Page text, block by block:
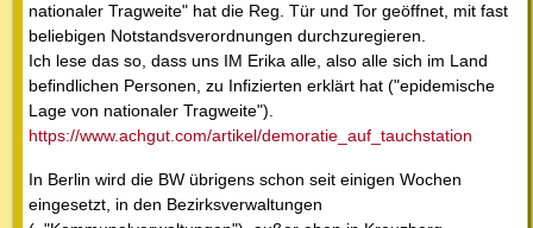
nationaler Tragweite" hat die Reg. Tür und Tor geöffnet, mit fast
beliebigen Notstandsverordnungen durchzuregieren.
Ich lese das so, dass uns IM Erika alle, also alle sich im Land
befindlichen Personen, zu Infizierten erklärt hat ("epidemische
Lage von nationaler Tragweite").
https://www.achgut.com/artikel/demoratie_auf_tauchstation
In Berlin wird die BW übrigens schon seit einigen Wochen
eingesetzt, in den Bezirksverwaltungen